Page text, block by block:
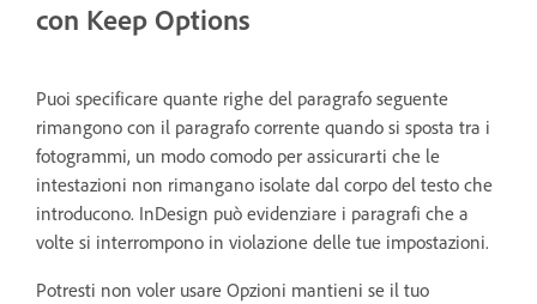
con Keep Options
Puoi specificare quante righe del paragrafo seguente
rimangono con il paragrafo corrente quando si sposta tra i
fotogrammi, un modo comodo per assicurarti che le
intestazioni non rimangano isolate dal corpo del testo che
introducono. InDesign può evidenziare i paragrafi che a
volte si interrompono in violazione delle tue impostazioni.
Potresti non voler usare Opzioni mantieni se il tuo